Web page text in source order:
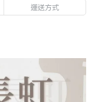
運送方式